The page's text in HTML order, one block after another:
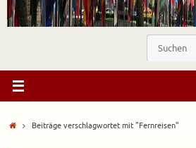
StartBeiträge verschlagwortet mit "Fernreisen"